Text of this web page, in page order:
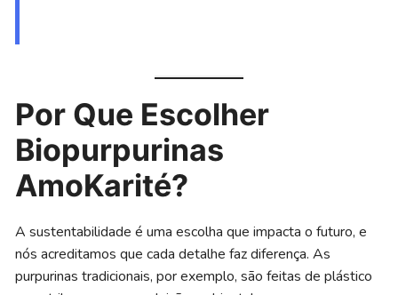
Por Que Escolher
Biopurpurinas
AmoKarité?
A sustentabilidade é uma escolha que impacta o futuro, e
nós acreditamos que cada detalhe faz diferença. As
purpurinas tradicionais, por exemplo, são feitas de plástico